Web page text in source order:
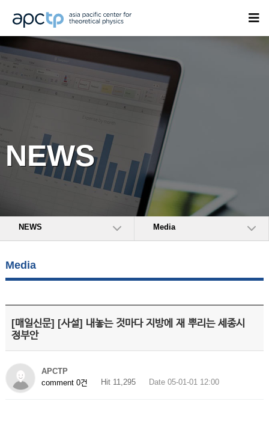
NEWS
NEWS Media
Media
[매일신문] [사설] 내놓는 것마다 지방에 재 뿌리는 세종시
정부안
APCTP
comment 0건
Hit 11,295 Date 05-01-01 12:00